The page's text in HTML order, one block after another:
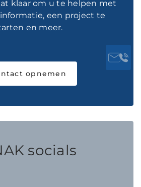
klaar om u te helpen met
een project te
en meer.
opnemen
socials